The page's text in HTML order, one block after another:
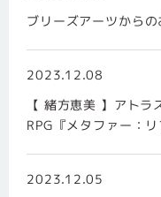
ブリーズアーツからの
2023.12.08
【 緒方恵美 】アト
RPG『メタファー：
2023.12.05